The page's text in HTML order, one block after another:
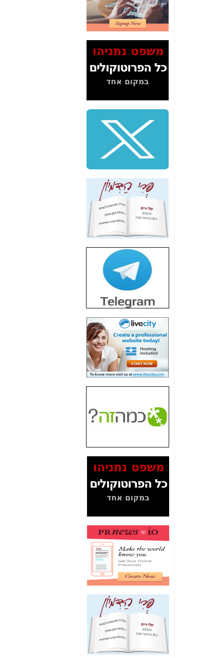
2" על תעלולי השר
משה כחלון -כאן
המשך חשיפת הבלוף
ששמו "מהפיכת
הסלולר" ואיך מסרסים
כאן
סיכום ביקור בסיליקון
שלמה פילבר (עד
לאחרונה מנכ"ל משרד
התקשורת) - עד
מדינה? הצחקתם
"יש אפליה בחקירה"?
חשיפה: למה השר
משה כחלון לא נחקר
עד היום? -
כאן
חשיפת חשד לשחיתות
הדומה לזו של "תיק
הסלולר -
חשיפת מה שלא
רוצים שתדעו בעניין
פריסת אנלימיטד
(בניחוח בלתי נסבל) -
כאן
חשיפה: איוב קרא
אישר לקבוצת סלקום
בדיוק מה שביבי אישר
כאן
האם השר איוב קרא
היה צריך בכלל לחתום
על האישור, שנתן
האם ביבי וקרא קבלו
בכלל תמורה עבור
המסמכים בנושא בזק-
Yes (תיק 4000)
מוכיחים "תפירת תיק"
לאיש הלא נכון! -כאן
עובדות ומסמכים
האם ביבי כשר
תקשורת עזר לקב'
בזק? -כאן
מה מקור ה-Fake
News שהביא לתפירת
תיק לביבי והעלמת
החשודים הנכונים -כאן
אחת הרגליים של "תיק
4000 התפור"
התמוטטה היום
בניצחון (כפול) של בזק
-
כאן
איך כתבות מפנקות